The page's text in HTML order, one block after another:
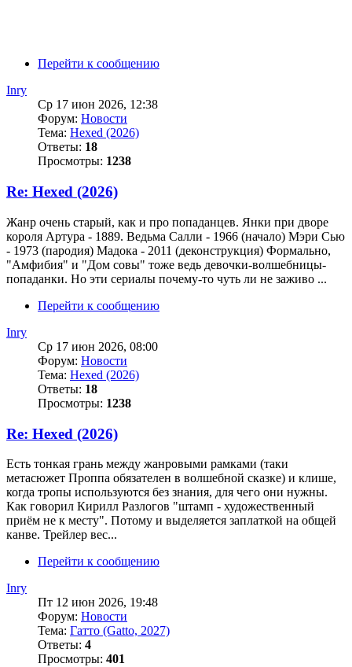
Перейти к сообщению
Inry
Ср 17 июн 2026, 12:38
Форум: Новости
Тема: Hexed (2026)
Ответы: 18
Просмотры: 1238
Re: Hexed (2026)
Жанр очень старый, как и про попаданцев. Янки при дворе
короля Артура - 1889. Ведьма Салли - 1966 (начало) Мэри Сью
- 1973 (пародия) Мадока - 2011 (деконструкция) Формально,
"Амфибия" и "Дом совы" тоже ведь девочки-волшебницы-
попаданки. Но эти сериалы почему-то чуть ли не заживо ...
Перейти к сообщению
Inry
Ср 17 июн 2026, 08:00
Форум: Новости
Тема: Hexed (2026)
Ответы: 18
Просмотры: 1238
Re: Hexed (2026)
Есть тонкая грань между жанровыми рамками (таки
метасюжет Проппа обязателен в волшебной сказке) и клише,
когда тропы используются без знания, для чего они нужны.
Как говорил Кирилл Разлогов "штамп - художественный
приём не к месту". Потому и выделяется заплаткой на общей
канве. Трейлер вес...
Перейти к сообщению
Inry
Пт 12 июн 2026, 19:48
Форум: Новости
Тема: Гатто (Gatto, 2027)
Ответы: 4
Просмотры: 401